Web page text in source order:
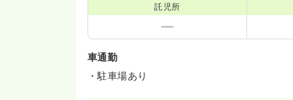
託児所
車通勤
・駐車場あり